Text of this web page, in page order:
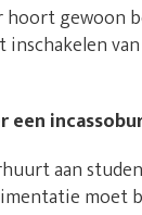
gewoon
aan
moet